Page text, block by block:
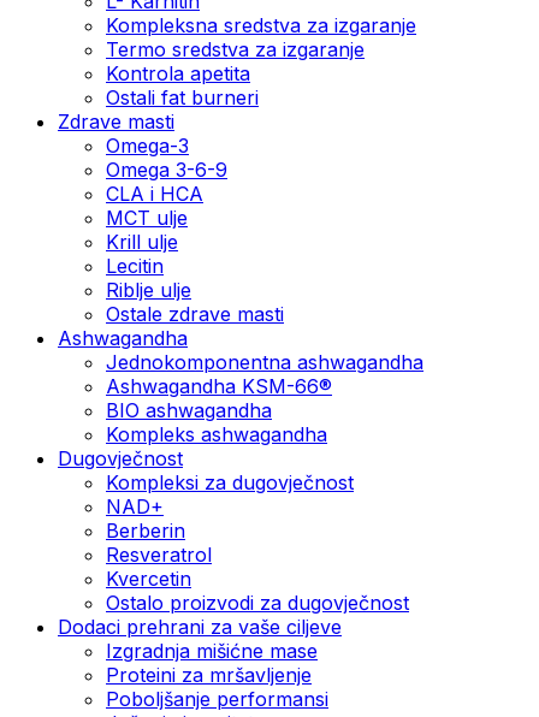
Kompleksna sredstva za izgaranje
Termo sredstva za izgaranje
Kontrola apetita
Ostali fat burneri
Zdrave masti
Omega-3
Omega 3-6-9
CLA i HCA
MCT ulje
Krill ulje
Lecitin
Riblje ulje
Ostale zdrave masti
Ashwagandha
Jednokomponentna ashwagandha
Ashwagandha KSM-66®
BIO ashwagandha
Kompleks ashwagandha
Dugovječnost
Kompleksi za dugovječnost
NAD+
Berberin
Resveratrol
Kvercetin
Ostalo proizvodi za dugovječnost
Dodaci prehrani za vaše ciljeve
Izgradnja mišićne mase
Proteini za mršavljenje
Poboljšanje performansi